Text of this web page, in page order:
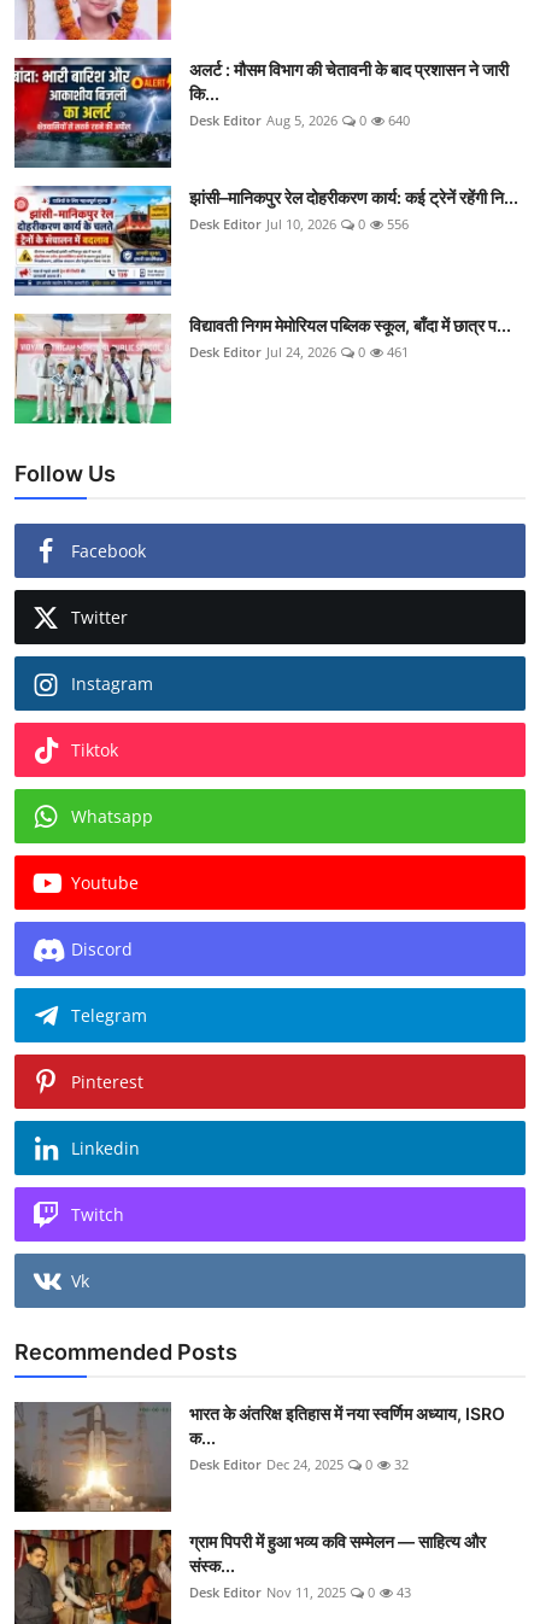
अलर्ट : मौसम विभाग की चेतावनी के बाद प्रशासन ने जारी
कि...
Desk Editor Aug 5, 2026 0 640
झांसी–मानिकपुर रेल दोहरीकरण कार्य: कई ट्रेनें रहेंगी नि...
Desk Editor Jul 10, 2026 0 556
विद्यावती निगम मेमोरियल पब्लिक स्कूल, बाँदा में छात्र प...
Desk Editor Jul 24, 2026 0 461
Follow Us
Facebook
Twitter
Instagram
Tiktok
Whatsapp
Youtube
Discord
Telegram
Pinterest
Linkedin
Twitch
Vk
Recommended Posts
भारत के अंतरिक्ष इतिहास में नया स्वर्णिम अध्याय, ISRO
क...
Desk Editor Dec 24, 2025 0 32
ग्राम पिपरी में हुआ भव्य कवि सम्मेलन — साहित्य और
संस्क...
Desk Editor Nov 11, 2025 0 43